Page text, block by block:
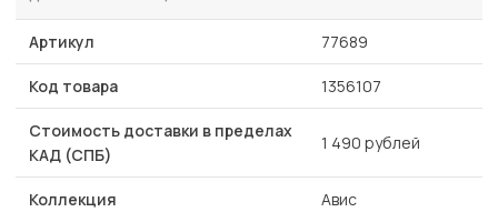
Артикул 77689
Код товара 1356107
Стоимость доставки в пределах
КАД (СПБ)
1 490 рублей
Коллекция Авис